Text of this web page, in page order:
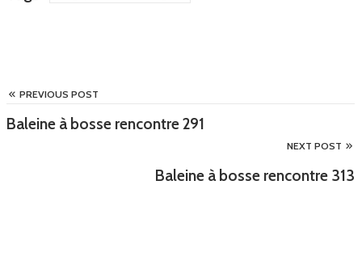
PREVIOUS POST
Baleine à bosse rencontre 291
NEXT POST
Baleine à bosse rencontre 313